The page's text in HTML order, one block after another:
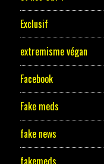
Exclusif
extremisme végan
Facebook
Fake meds
fake news
fakemeds